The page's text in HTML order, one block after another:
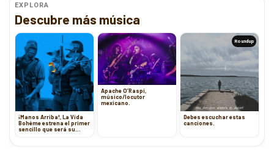
EXPLORA
Descubre más música
¡Manos Arriba!, La Vida
Bohéme estrena el primer
sencillo que será su
Apache O’Raspi,
músico/locutor
mexicano.
Roundup
Debes escuchar estas
canciones.